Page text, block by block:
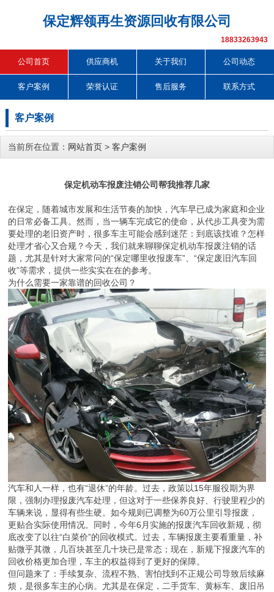
保定辉领再生资源回收有限公司
18833263943
公司首页 供应商机 关于我们 公司动态
客户案例 荣誉认证 售后服务 联系方式
客户案例
当前所在位置： 网站首页 > 客户案例
保定机动车报废注销公司帮我推荐几家
在保定，随着城市发展和生活节奏的加快，汽车早已成为家庭和企业
的日常必备工具。然而，当一辆车完成它的使命，从代步工具变为需
要处理的老旧资产时，很多车主可能会感到迷茫：到底该找谁？怎样
处理才省心又合规？今天，我们就来聊聊保定机动车报废注销的话
题，尤其是针对大家常问的“保定哪里收报废车”、“保定废旧汽车回
收”等需求，提供一些实实在在的参考。
为什么需要一家靠谱的回收公司？
汽车和人一样，也有“退休”的年龄。过去，政策以15年服役期为界
限，强制办理报废汽车处理，但这对于一些保养良好、行驶里程少的
车辆来说，显得有些生硬。如今规则已调整为60万公里引导报废，
更贴合实际使用情况。同时，今年6月实施的报废汽车回收新规，彻
底改变了以往“白菜价”的回收模式。过去，车辆报废主要看重量，补
贴微乎其微，几百块甚至几十块已是常态；现在，新规下报废汽车的
回收价格更加合理，车主的权益得到了更好的保障。
但问题来了：手续复杂、流程不熟、害怕找到不正规公司导致后续麻
烦，是很多车主的心病。尤其是在保定，二手货车、黄标车、废旧吊